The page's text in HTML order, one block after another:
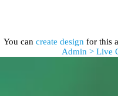
You can create design for this
Admin > Live